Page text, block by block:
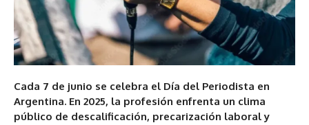
Cada 7 de junio se celebra el Día del Periodista en
Argentina. En 2025, la profesión enfrenta un clima
público de descalificación, precarización laboral y